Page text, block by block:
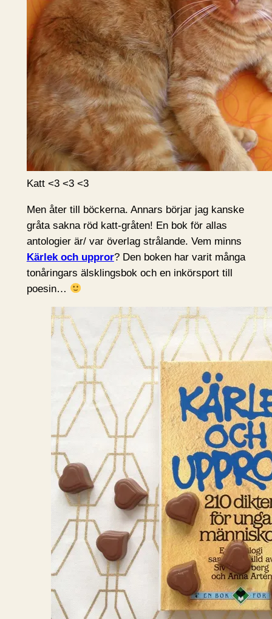
Katt <3 <3 <3
Men åter till böckerna. Annars börjar jag kanske
gråta sakna röd katt-gråten! En bok för allas
antologier är/ var överlag strålande. Vem minns
Kärlek och uppror? Den boken har varit många
tonåringars älsklingsbok och en inkörsport till
poesin…